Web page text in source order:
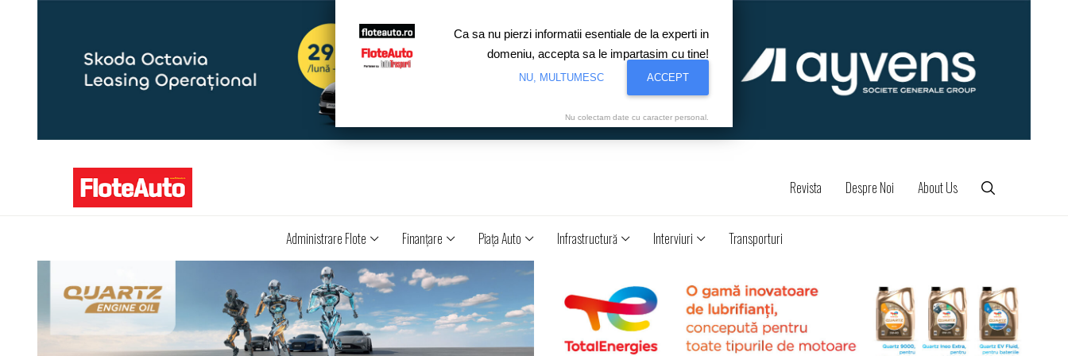
Revista Despre Noi About Us
Administrare Flote Finanţare Piaţa Auto Infrastructură Interviuri Transporturi
Ca sa nu pierzi informatii esentiale de la experti in
domeniu, accepta sa le impartasim cu tine!
NU, MULTUMESC ACCEPT
Nu colectam date cu caracter personal.